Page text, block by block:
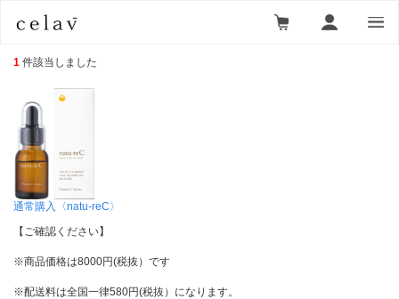
フェイスケア・メイク
1 件該当しました
通常購入〈natu-reC〉
【ご確認ください】
※商品価格は8000円(税抜）です
※配送料は全国一律580円(税抜）になります。